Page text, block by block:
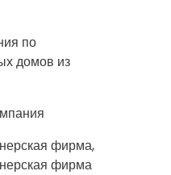
по
домов из
фирма,
фирма